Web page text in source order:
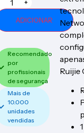
+
ADICIONAR
Recomendado
por
profissionais
de segurança
Mais de
10.000
unidades
vendidas
Ruijie